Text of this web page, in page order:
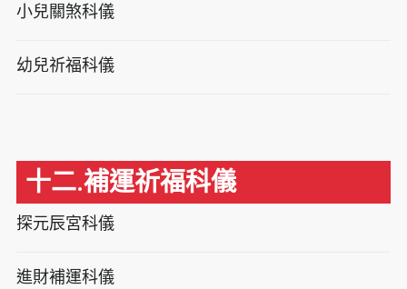
小兒關煞科儀
幼兒祈福科儀
十二.補運祈福科儀
探元辰宮科儀
進財補運科儀